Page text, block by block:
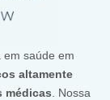
em saúde em
altamente
médicas . Nossa